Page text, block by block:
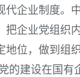
代企业制度。
把企业党组织
地位，做到组
的建设在国